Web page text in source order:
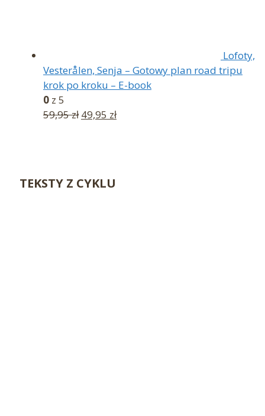
Lofoty,
Vesterålen, Senja – Gotowy plan road tripu
krok po kroku – E-book
0 z 5
59,95zł Pierwotna
49,95 złAktualna
TEKSTY Z CYKLU